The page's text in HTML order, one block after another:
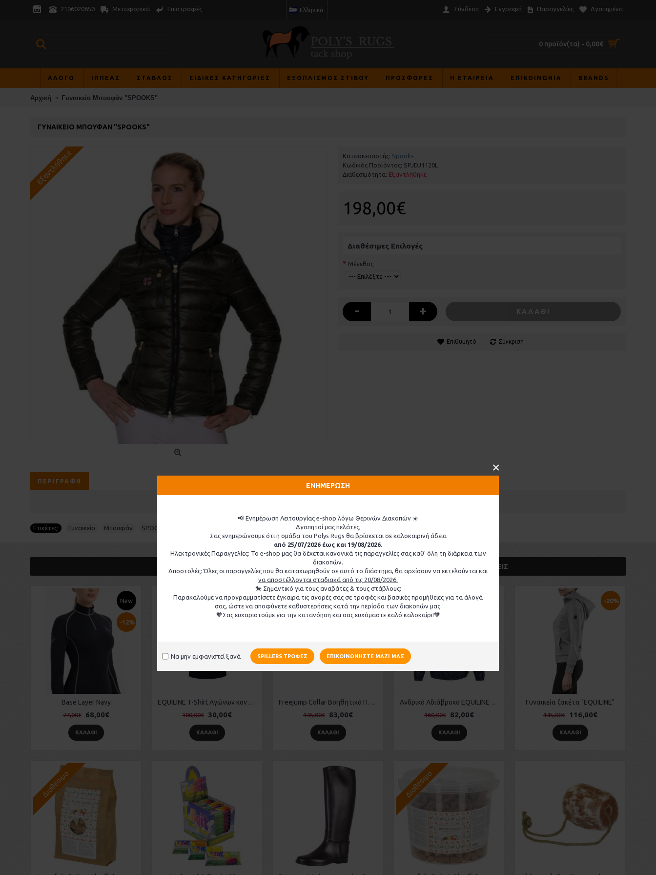
ΕΝΗΜΕΡΩΣΗ
📢 Ενημέρωση Λειτουργίας e-shop λόγω Θερινών Διακοπών ☀️
Αγαπητοί μας πελάτες,
Σας ενημερώνουμε ότι η ομάδα του Polys Rugs θα βρίσκεται σε καλοκαιρινή άδεια
από 25/07/2026 έως και 19/08/2026.
Ηλεκτρονικές Παραγγελίες: Το e-shop μας θα δέχεται κανονικά τις παραγγελίες σας καθ' όλη τη διάρκεια των
διακοπών.
Αποστολές: Όλες οι παραγγελίες που θα καταχωρηθούν σε αυτό το διάστημα, θα αρχίσουν να εκτελούνται και
να αποστέλλονται σταδιακά από τις 20/08/2026.
🐎 Σημαντικό για τους αναβάτες & τους στάβλους:
Παρακαλούμε να προγραμματίσετε έγκαιρα τις αγορές σας σε τροφές και βασικές προμήθειες για τα άλογά
σας, ώστε να αποφύγετε καθυστερήσεις κατά την περίοδο των διακοπών μας.
🧡Σας ευχαριστούμε για την κατανόηση και σας ευχόμαστε καλό καλοκαίρι!🧡
Να μην εμφανιστεί ξανά SPILLERS ΤΡΟΦΈΣ ΕΠΙΚΟΙΝΩΝΉΣΤΕ ΜΑΖΊ ΜΑΣ
×
2106020650 Μεταφορικά Επιστροφές Ελληνικά Σύνδεση Εγγραφή Παραγγελίες Αγαπημένα
0 προϊόν(τα) - 0,00€
ΑΛΟΓΟ ΙΠΠΕΑΣ ΣΤΑΒΛΟΣ ΕΙΔΙΚΕΣ ΚΑΤΗΓΟΡΙΕΣ ΕΞΟΠΛΙΣΜΌΣ ΣΤΊΒΟΥ ΠΡΟΣΦΟΡΈΣ Η ΕΤΑΙΡΕΙΑ ΕΠΙΚΟΙΝΩΝΊΑ BRANDS
Αρχική Γυναικείο Μπουφάν "SPOOKS"
ΓΥΝΑΙΚΕΊΟ ΜΠΟΥΦΆΝ "SPOOKS"
Εξαντλήθηκε Κατασκευαστής: Spooks
Κωδικός Προϊόντος: SPJDJ1120L
Διαθεσιμότητα: Εξαντλήθηκε
198,00€
Διαθέσιμες Επιλογές
Μέγεθος
- + ΚΑΛΆΘΙ
Επιθυμητό Σύγκριση
ΠΕΡΙΓΡΑΦΉ
Ετικέτες: Γυναικείο Μπουφάν SPOOKS
TOP ΣΕ ΠΩΛΉΣΕΙΣ
New
-12%
Base Layer Navy
77,00€ 68,00€
ΚΑΛΆΘΙ
-70%
EQUILINE T-Shirt Αγώνων κοντομάνικο "Essenza"
100,00€ 30,00€
ΚΑΛΆΘΙ
-43%
Freejump Collar Βοηθητικό Προστερνίδιο
145,00€ 83,00€
ΚΑΛΆΘΙ
-49%
Ανδρικό Αδιάβροχο EQUILINE "Baddy"
160,00€ 82,00€
ΚΑΛΆΘΙ
-20%
Γυναικεία ζακέτα "EQUILINE"
145,00€ 116,00€
ΚΑΛΆΘΙ
Διαθέσιμο Διαθέσιμο